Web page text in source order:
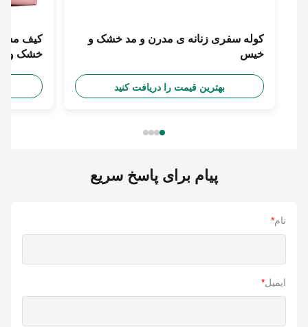
کوله سفری زنانه ی مدرن و مد خشک و
خیس
بهترین قیمت را دریافت کنید
کیف مسافرت
خشک و
پیام برای پاسخ سریع
*